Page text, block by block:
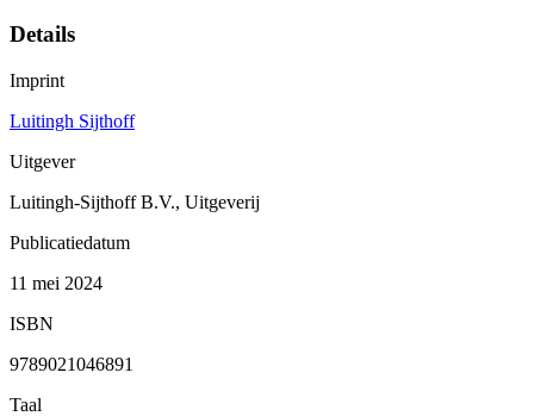
Details
Imprint
Luitingh Sijthoff
Uitgever
Luitingh-Sijthoff B.V., Uitgeverij
Publicatiedatum
11 mei 2024
ISBN
9789021046891
Taal